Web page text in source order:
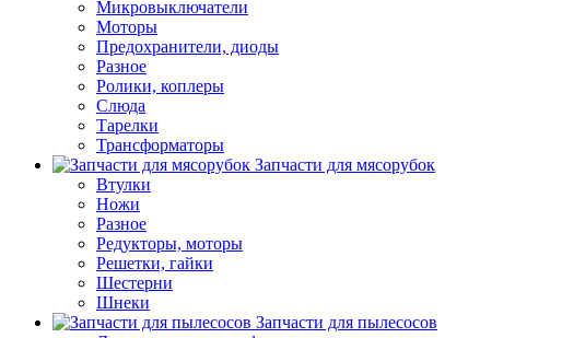
Микровыключатели
Моторы
Предохранители, диоды
Разное
Ролики, коплеры
Слюда
Тарелки
Трансформаторы
Запчасти для мясорубок
Втулки
Ножи
Разное
Редукторы, моторы
Решетки, гайки
Шестерни
Шнеки
Запчасти для пылесосов